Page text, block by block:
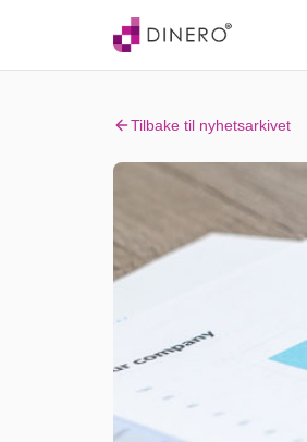
Tilbake til nyhetsarkivet